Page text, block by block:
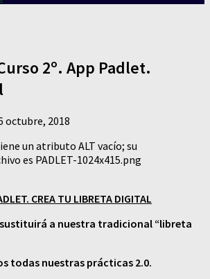
2º. App Padlet.
octubre, 2018
CREA TU LIBRETA DIGITAL
a nuestra tradicional “libreta
todas nuestras prácticas 2.0.